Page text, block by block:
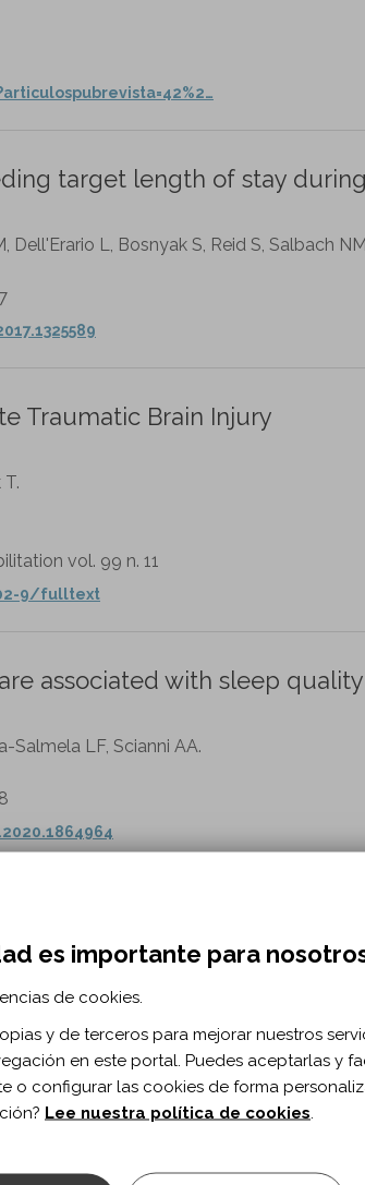
target length of stay
Dell'Erario L, Bosnyak S, Reid S, Salbach
Traumatic Brain Injury
vol. 99 n. 11
9/fulltext
associated with sleep
Salmela LF, Scianni AA.
prevención de caídas
es importante para
de cookies.
y de terceros para mejorar nuestros
en este portal. Puedes aceptarlas y
o configurar las cookies de forma
Lee nuestra política de cookies